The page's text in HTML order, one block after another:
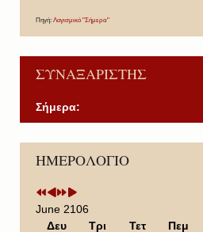
Πηγή: Λογισμικό "Σήμερα"
ΣΥΝΑΞΑΡΙΣΤΗΣ
Σήμερα:
ΗΜΕΡΟΛΟΓΙΟ
P
r
v
i
P
r
v
i
o
N
e
t
Y
e
N
e
t
M
June 2106
Δευ
Τρι Τετ Πεμ